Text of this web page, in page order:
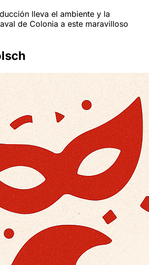
lleva el ambiente y la
de Colonia a este maravilloso